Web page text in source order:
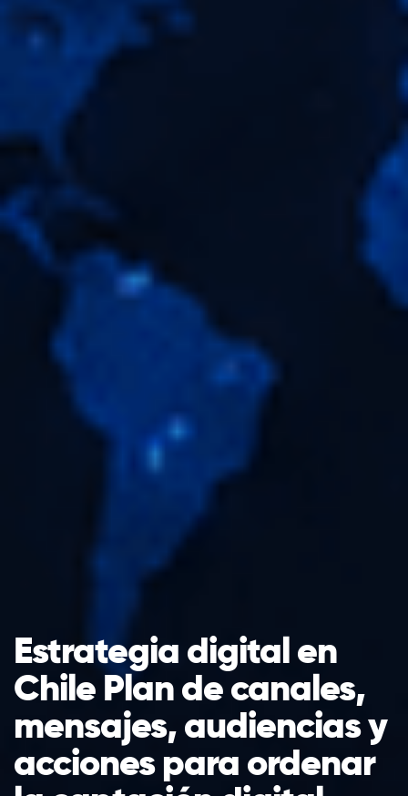
Estrategia digital en
Chile Plan de canales,
mensajes, audiencias y
acciones para ordenar